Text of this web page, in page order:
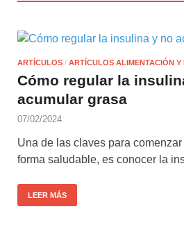
ARTÍCULOS / ARTÍCULOS ALIMENTACIÓN Y
Cómo regular la
acumular grasa
07/02/2024
Una de las claves para
forma saludable, es conocer la
LEER MÁS